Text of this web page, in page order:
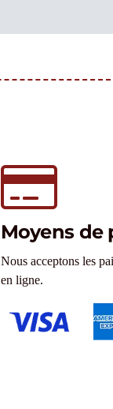
Moyens de
Nous acceptons les
en ligne.